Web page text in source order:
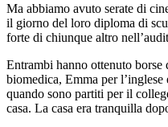
Ma abbiamo avuto serate di
il giorno del loro diploma di
forte di chiunque altro
Entrambi hanno ottenuto
biomedica, Emma per
quando sono partiti per il
casa. La casa era tranquilla